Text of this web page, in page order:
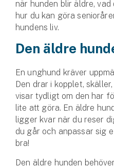
Jakthundsförsäkring
Kattförsäkring
Djurförsäkring
Hem & hus
Hemförsäkring
Villaförsäkring
Bostadsrättsförsäkring
när hunden blir äldre,
hur du kan göra
hundens liv.
Den äldre
En unghund kräver
Den drar i kopplet,
visar tydligt om den har
lite att göra. En äldre
ligger kvar när du reser
du går och anpassar sig
bra!
Den äldre hunden